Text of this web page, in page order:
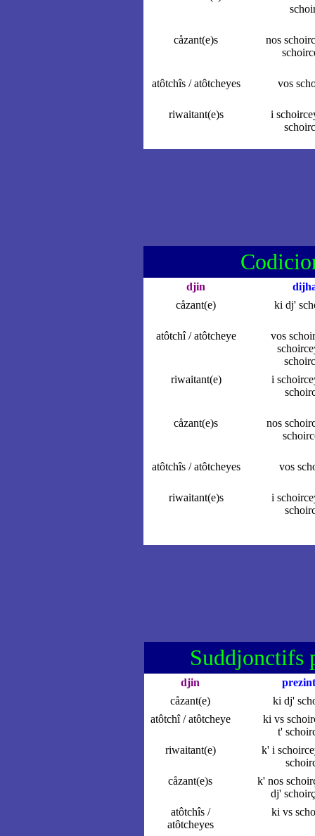
cåzant(e)s
nos
atôtchîs / atôtcheyes vos
riwaitant(e)s
i
djin
cåzant(e)
ki dj'
atôtchî / atôtcheye
vos
riwaitant(e)
i
cåzant(e)s
nos
atôtchîs / atôtcheyes vos
riwaitant(e)s
i
Suddjonctifs
djin
cåzant(e)
ki dj'
atôtchî / atôtcheye
ki vs
t'
riwaitant(e)
k' i
cåzant(e)s
k' nos
dj'
atôtchîs /
atôtcheyes
ki vs